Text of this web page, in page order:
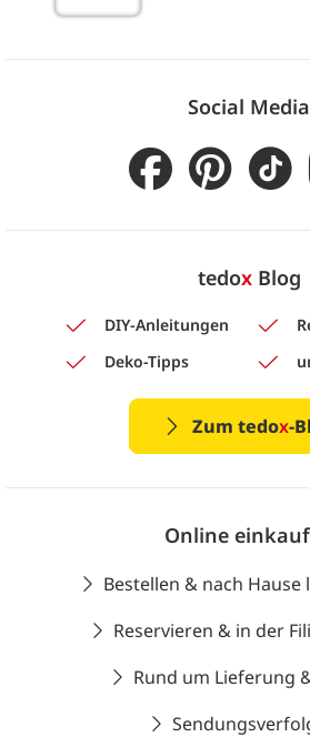
Social Media
tedoxBlog
DIY-Anleitungen
Deko-Tipps
Zum tedox-
Online
Bestellen & nach Hause
Reservieren & in der
Rund um Lieferung